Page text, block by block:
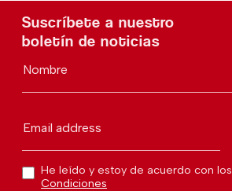
Suscríbete a nuestro
boletín de noticias
Nombre
Email address
He leído y estoy de acuerdo con los
Condiciones